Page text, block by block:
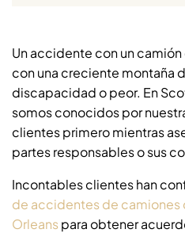
Un accidente con un
con una creciente montaña
discapacidad o peor. En
somos conocidos por
clientes primero mientras
partes responsables o sus
Incontables clientes han
de accidentes de camiones
Orleanspara obtener